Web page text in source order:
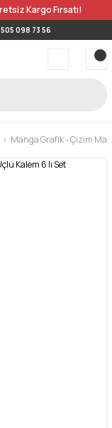
Kargo Fırsatı!
098 73 56
Manga Grafik - Çizim